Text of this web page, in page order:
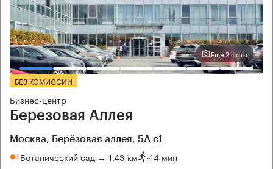
Еще 2 фото
БЕЗ КОМИССИИ
Бизнес-центр
Березовая Аллея
Москва, Берёзовая аллея, 5А с1
Ботанический сад → 1.43 км ~14 мин